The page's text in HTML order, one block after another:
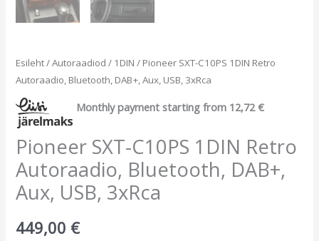
Esileht/Autoraadiod / 1DIN / Pioneer SXT-C10PS 1DIN Retro
Autoraadio, Bluetooth, DAB+, Aux, USB, 3xRca
Monthly payment starting from 12,72€
Pioneer SXT-C10PS 1DIN Retro
Autoraadio, Bluetooth, DAB+,
Aux, USB, 3xRca
449,00 €